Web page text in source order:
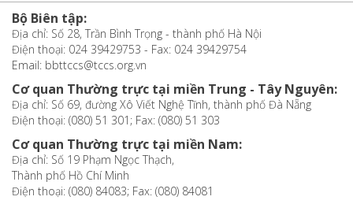
Bộ Biên tập:
Địa chỉ: Số 28, Trần Bình Trọng - thành phố Hà Nội
Điện thoại: 024 39429753 - Fax: 024 39429754
Email: bbttccs@tccs.org.vn
Cơ quan Thường trực tại miền Trung - Tây Nguyên:
Địa chỉ: Số 69, đường Xô Viết Nghệ Tĩnh, thành phố Đà Nẵng
Điện thoại: (080) 51 301; Fax: (080) 51 303
Cơ quan Thường trực tại miền Nam:
Địa chỉ: Số 19 Phạm Ngọc Thạch,
Thành phố Hồ Chí Minh
Điện thoại: (080) 84083; Fax: (080) 84081